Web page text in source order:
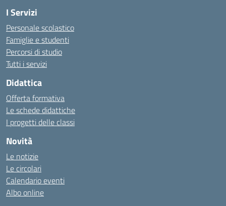
I Servizi
Personale scolastico
Famiglie e studenti
Percorsi di studio
Tutti i servizi
Didattica
Offerta formativa
Le schede didattiche
I progetti delle classi
Novità
Le notizie
Le circolari
Calendario eventi
Albo online